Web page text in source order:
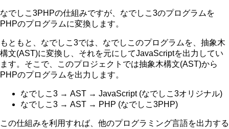
なでしこ3PHPの仕組みですが、なでしこ3のプログラムを
PHPのプログラムに変換します。
もともと、なでしこ3では、なでしこのプログラムを、抽象木
構文(AST)に変換し、それを元にしてJavaScriptを出力してい
ます。そこで、このプロジェクトでは抽象木構文(AST)から
PHPのプログラムを出力します。
なでしこ3 → AST → JavaScript (なでしこ3オリジナル)
なでしこ3 → AST → PHP (なでしこ3PHP)
この仕組みを利用すれば、他のプログラミング言語を出力する